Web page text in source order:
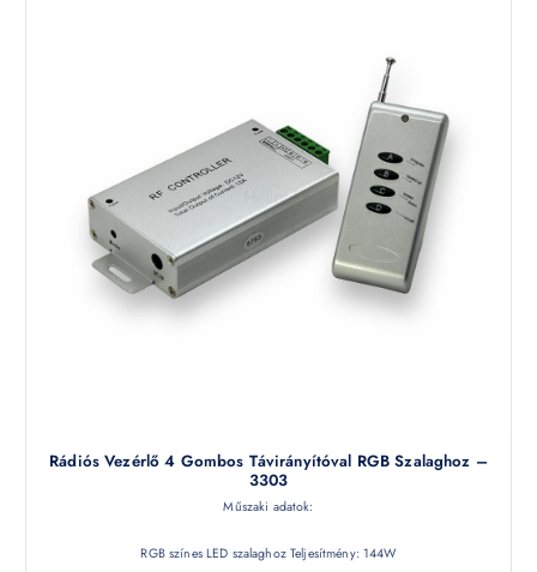
Rádiós Vezérlő 4 Gombos Távirányítóval RGB Szalaghoz –
3303
Műszaki adatok:
RGB színes LED szalaghoz Teljesítmény: 144W